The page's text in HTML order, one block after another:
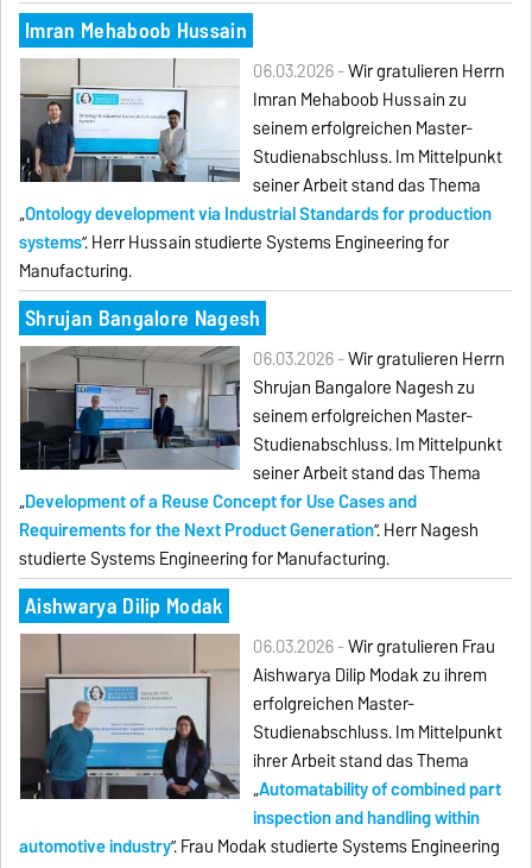
Imran Mehaboob Hussain
06.03.2026 -Wir gratulieren Herrn
Imran Mehaboob Hussain zu
seinem erfolgreichen Master-
Studienabschluss. Im Mittelpunkt
seiner Arbeit stand das Thema
„Ontology development via Industrial Standards for production
systems”. Herr Hussain studierte Systems Engineering for
Manufacturing.
Shrujan Bangalore Nagesh
06.03.2026 -Wir gratulieren Herrn
Shrujan Bangalore Nagesh zu
seinem erfolgreichen Master-
Studienabschluss. Im Mittelpunkt
seiner Arbeit stand das Thema
„Development of a Reuse Concept for Use Cases and
Requirements for the Next Product Generation”. Herr Nagesh
studierte Systems Engineering for Manufacturing.
Aishwarya Dilip Modak
06.03.2026 -Wir gratulieren Frau
Aishwarya Dilip Modak zu ihrem
erfolgreichen Master-
Studienabschluss. Im Mittelpunkt
ihrer Arbeit stand das Thema
„Automatability of combined part
inspection and handling within
automotive industry”. Frau Modak studierte Systems Engineering